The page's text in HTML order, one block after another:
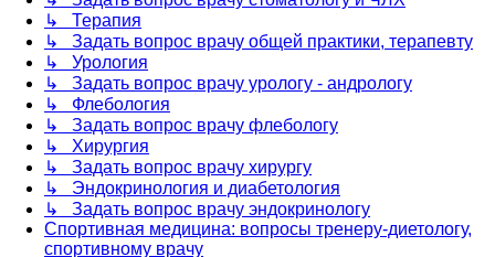
↳ Терапия
↳ Задать вопрос врачу общей практики, терапевту
↳ Урология
↳ Задать вопрос врачу урологу - андрологу
↳ Флебология
↳ Задать вопрос врачу флебологу
↳ Хирургия
↳ Задать вопрос врачу хирургу
↳ Эндокринология и диабетология
↳ Задать вопрос врачу эндокринологу
Спортивная медицина: вопросы тренеру-диетологу,
спортивному врачу